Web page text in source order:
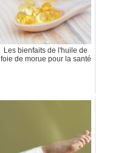
Les bienfaits de l'huile de
foie de morue pour la santé